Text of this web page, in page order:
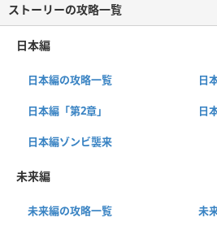
ストーリーの攻略一覧
日本編
日本編の攻略一覧 日
日本編「第2章」 日
日本編ゾンビ襲来
未来編
未来編の攻略一覧 未